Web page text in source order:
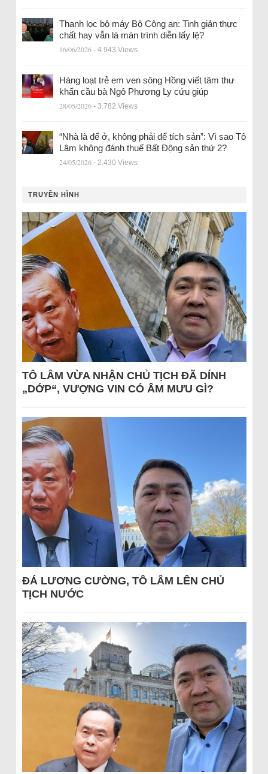
Thanh lọc bộ máy Bộ Công an: Tinh giản thực
chất hay vẫn là màn trình diễn lấy lệ?
16/06/2026 - 4.943 Views
Hàng loạt trẻ em ven sông Hồng viết tâm thư
khẩn cầu bà Ngô Phương Ly cứu giúp
28/05/2026 - 3.782 Views
“Nhà là để ở, không phải để tích sản”: Vì sao Tô
Lâm không đánh thuế Bất Động sản thứ 2?
24/05/2026 - 2.430 Views
TRUYỀN HÌNH
TÔ LÂM VỪA NHẬN CHỦ TỊCH ĐÃ DÍNH
„DỚP“, VƯỢNG VIN CÓ ÂM MƯU GÌ?
ĐÁ LƯƠNG CƯỜNG, TÔ LÂM LÊN CHỦ
TỊCH NƯỚC